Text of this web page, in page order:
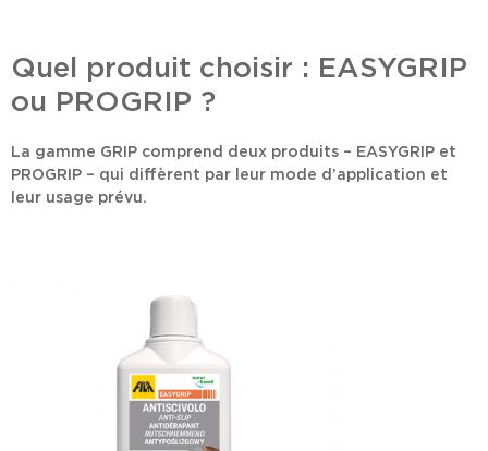
Quel produit choisir : EASYGRIP
ou PROGRIP ?
La gamme GRIP comprend deux produits – EASYGRIP et
PROGRIP – qui diffèrent par leur mode d’application et
leur usage prévu.